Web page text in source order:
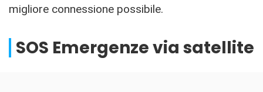
migliore connessione possibile.
SOS Emergenze via satellite